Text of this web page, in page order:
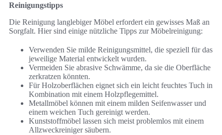
Reinigungstipps
Die Reinigung langlebiger Möbel erfordert ein gewisses Maß an
Sorgfalt. Hier sind einige nützliche Tipps zur Möbelreinigung:
Verwenden Sie milde Reinigungsmittel, die speziell für das
jeweilige Material entwickelt wurden.
Vermeiden Sie abrasive Schwämme, da sie die Oberfläche
zerkratzen könnten.
Für Holzoberflächen eignet sich ein leicht feuchtes Tuch in
Kombination mit einem Holzpflegemittel.
Metallmöbel können mit einem milden Seifenwasser und
einem weichen Tuch gereinigt werden.
Kunststoffmöbel lassen sich meist problemlos mit einem
Allzweckreiniger säubern.